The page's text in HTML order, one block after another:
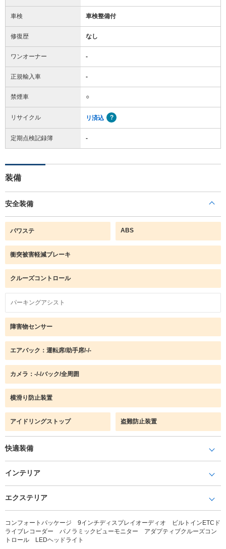
車検 車検整備付
修復歴 なし
ワンオーナー -
正規輸入車 -
禁煙車 ○
リサイクル リ済込
定期点検記録簿 -
装備
安全装備
パワステ ABS
衝突被害軽減ブレーキ
クルーズコントロール
パーキングアシスト
障害物センサー
エアバック：運転席/助手席/-/-
カメラ：-/-/バック/全周囲
横滑り防止装置
アイドリングストップ 盗難防止装置
快適装備
インテリア
エクステリア
コンフォートパッケージ 9インチディスプレイオーディオ ビルトインETCド
ライブレコーダー パノラミックビューモニター アダプティブクルーズコン
トロール LEDヘッドライト